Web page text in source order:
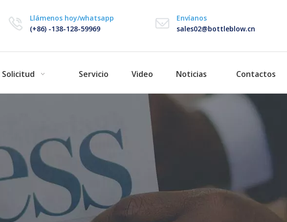
Llámenos hoy/whatsapp
(+86) -138-128-59969
Envíanos
sales02@bottleblow.cn
Solicitud Servicio Video Noticias Contactos